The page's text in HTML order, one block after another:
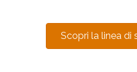
Scopri la linea di